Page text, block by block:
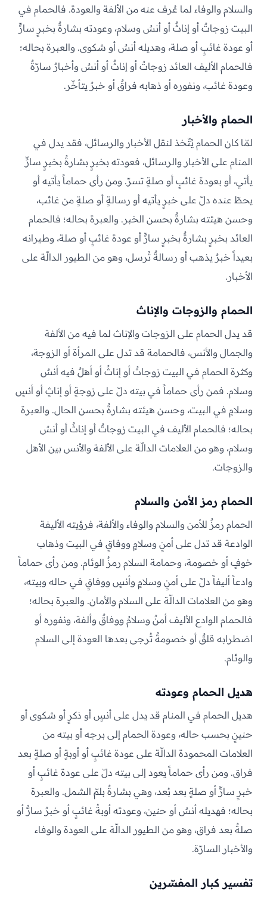
والسلام والوفاء لما عُرف عنه من الألفة والعودة. فالحمام في
البيت زوجاتٌ أو إناثٌ أو أنسٌ وسلام، وعودته بشارةٌ بخبرٍ سارٍّ
أو عودة غائبٍ أو صلة، وهديله أنسٌ أو شكوى. والعبرة بحاله؛
فالحمام الأليف العائد زوجاتٌ أو إناثٌ أو أنسٌ وأخبارٌ سارّةٌ
وعودة غائب، ونفوره أو ذهابه فراقٌ أو خبرٌ يتأخّر.
الحمام والأخبار
لمّا كان الحمام يُتّخذ لنقل الأخبار والرسائل، فقد يدل في
المنام على الأخبار والرسائل، فعودته بخبرٍ بشارةٌ بخبرٍ سارٍّ
يأتي، أو بعودة غائبٍ أو صلةٍ تسرّ. ومن رأى حماماً يأتيه أو
يحطّ عنده دلّ على خبرٍ يأتيه أو رسالةٍ أو صلةٍ من غائب،
وحسن هيئته بشارةٌ بحسن الخبر. والعبرة بحاله؛ فالحمام
العائد بخبرٍ بشارةٌ بخبرٍ سارٍّ أو عودة غائبٍ أو صلة، وطيرانه
بعيداً خبرٌ يذهب أو رسالةٌ تُرسل، وهو من الطيور الدالّة على
الأخبار.
الحمام والزوجات والإناث
قد يدل الحمام على الزوجات والإناث لما فيه من الألفة
والجمال والأنس، فالحمامة قد تدل على المرأة أو الزوجة،
وكثرة الحمام في البيت زوجاتٌ أو إناثٌ أو أهلٌ فيه أنسٌ
وسلام. فمن رأى حماماً في بيته دلّ على زوجةٍ أو إناثٍ أو أنسٍ
وسلامٍ في البيت، وحسن هيئته بشارةٌ بحسن الحال. والعبرة
بحاله؛ فالحمام الأليف في البيت زوجاتٌ أو إناثٌ أو أنسٌ
وسلام، وهو من العلامات الدالّة على الألفة والأنس بين الأهل
والزوجات.
الحمام رمز الأمن والسلام
الحمام رمزٌ للأمن والسلام والوفاء والألفة، فرؤيته الأليفة
الوادعة قد تدل على أمنٍ وسلامٍ ووفاقٍ في البيت وذهاب
خوفٍ أو خصومة، وحمامة السلام رمزُ الوئام. ومن رأى حماماً
وادعاً أليفاً دلّ على أمنٍ وسلامٍ وأنسٍ ووفاقٍ في حاله وبيته،
وهو من العلامات الدالّة على السلام والأمان. والعبرة بحاله؛
فالحمام الوادع الأليف أمنٌ وسلامٌ ووفاقٌ وألفة، ونفوره أو
اضطرابه قلقٌ أو خصومةٌ تُرجى بعدها العودة إلى السلام
والوئام.
هديل الحمام وعودته
هديل الحمام في المنام قد يدل على أنسٍ أو ذكرٍ أو شكوى أو
حنينٍ بحسب حاله، وعودة الحمام إلى برجه أو بيته من
العلامات المحمودة الدالّة على عودة غائبٍ أو أوبةٍ أو صلةٍ بعد
فراق. ومن رأى حماماً يعود إلى بيته دلّ على عودة غائبٍ أو
خبرٍ سارٍّ أو صلةٍ بعد بُعد، وهي بشارةٌ بلمّ الشمل. والعبرة
بحاله؛ فهديله أنسٌ أو حنين، وعودته أوبةُ غائبٍ أو خبرٌ سارٌّ أو
صلةٌ بعد فراق، وهو من الطيور الدالّة على العودة والوفاء
والأخبار السارّة.
تفسير كبار المفسّرين